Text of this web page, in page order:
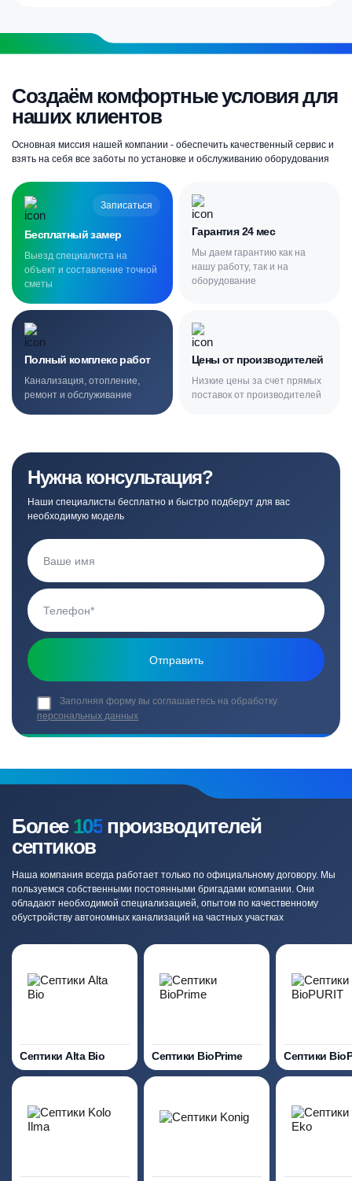
Создаём комфортные условия для
наших клиентов
Основная миссия нашей компании - обеспечить качественный сервис и
взять на себя все заботы по установке и обслуживанию оборудования
Записаться
Бесплатный замер
Выезд специалиста на
объект и составление точной
сметы
Гарантия 24 мес
Мы даем гарантию как на
нашу работу, так и на
оборудование
Полный комплекс работ
Канализация, отопление,
ремонт и обслуживание
Цены от производителей
Низкие цены за счет прямых
поставок от производителей
Нужна консультация?
Наши специалисты бесплатно и быстро подберут для вас
необходимую модель
Заполняя форму вы соглашаетесь на обработку
персональных данных
Более 105 производителей
септиков
Наша компания всегда работает только по официальному договору. Мы
пользуемся собственными постоянными бригадами компании. Они
обладают необходимой специализацией, опытом по качественному
обустройству автономных канализаций на частных участках
Септики Alta Bio Септики BioPrime Септики